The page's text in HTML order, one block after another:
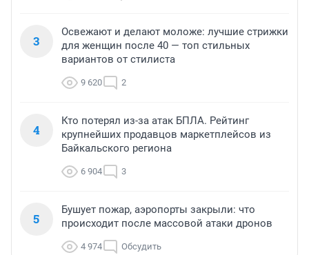
3
Освежают и делают моложе: лучшие стрижки
для женщин после 40 — топ стильных
вариантов от стилиста
9 620 2
4
Кто потерял из-за атак БПЛА. Рейтинг
крупнейших продавцов маркетплейсов из
Байкальского региона
6 904 3
5
Бушует пожар, аэропорты закрыли: что
происходит после массовой атаки дронов
4 974 Обсудить